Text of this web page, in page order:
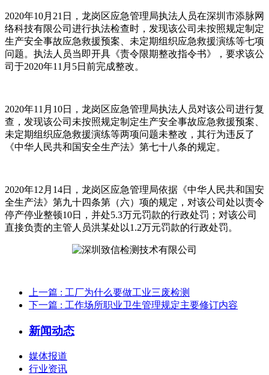
2020年10月21日，龙岗区应急管理局执法人员在深圳市添脉网
络科技有限公司进行执法检查时，发现该公司未按照规定制定
生产安全事故应急救援预案、未定期组织应急救援演练等七项
问题。执法人员当即开具《责令限期整改指令书》，要求该公
司于2020年11月5日前完成整改。
2020年11月10日，龙岗区应急管理局执法人员对该公司进行复
查，发现该公司未按照规定制定生产安全事故应急救援预案、
未定期组织应急救援演练等两项问题未整改，其行为违反了
《中华人民共和国安全生产法》第七十八条的规定。
2020年12月14日，龙岗区应急管理局依据《中华人民共和国安
全生产法》第九十四条第（六）项的规定，对该公司处以责令
停产停业整顿10日，并处5.3万元罚款的行政处罚；对该公司
直接负责的主管人员洪某处以1.2万元罚款的行政处罚。
上一篇 : 工厂为什么要做工业三废检测
下一篇 : 工作场所职业卫生管理规定主要修订内容
新闻动态
媒体报道
行业资讯